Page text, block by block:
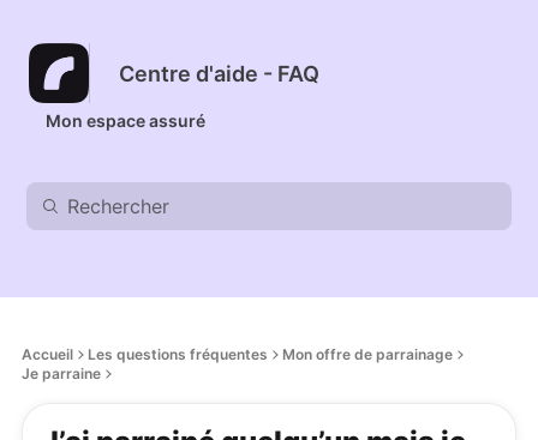
Centre d'aide - FAQ
Mon espace assuré
Accueil Les questions fréquentes
Mon offre de parrainage
Je parraine